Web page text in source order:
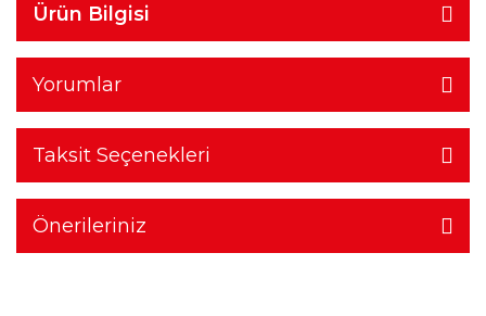
Ürün Bilgisi
Yorumlar
Taksit Seçenekleri
Önerileriniz